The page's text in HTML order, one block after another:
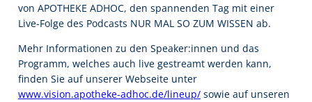
von APOTHEKE ADHOC, den spannenden Tag mit einer
Live-Folge des Podcasts NUR MAL SO ZUM WISSEN ab.
Mehr Informationen zu den Speaker:innen und das
Programm, welches auch live gestreamt werden kann,
finden Sie auf unserer Webseite unter
www.vision.apotheke-adhoc.de/lineup/ sowie auf unseren